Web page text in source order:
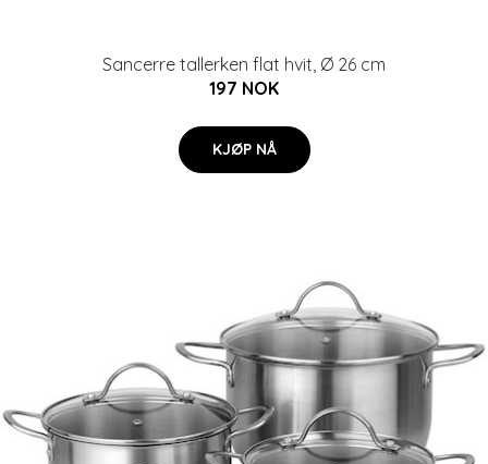
Sancerre tallerken flat hvit, Ø 26 cm
197 NOK
KJØP NÅ